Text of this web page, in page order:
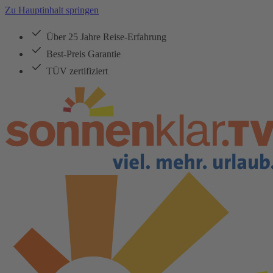
Zu Hauptinhalt springen
Über 25 Jahre Reise-Erfahrung
Best-Preis Garantie
TÜV zertifiziert